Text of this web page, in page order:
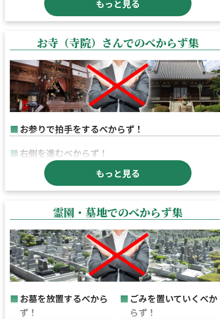
くべからず！
からず！
詳しくはこちら
もっと見る
お寺（寺院）さんでのべからず集
お参りで拍手をするべからず！
右側を進むべからず！
本堂の正面は通り過ぎるべからず！
詳しくはこちら
もっと見る
霊園・墓地でのべからず集
お墓を放置するべから
ず！
ごみを置いていくべか
らず！